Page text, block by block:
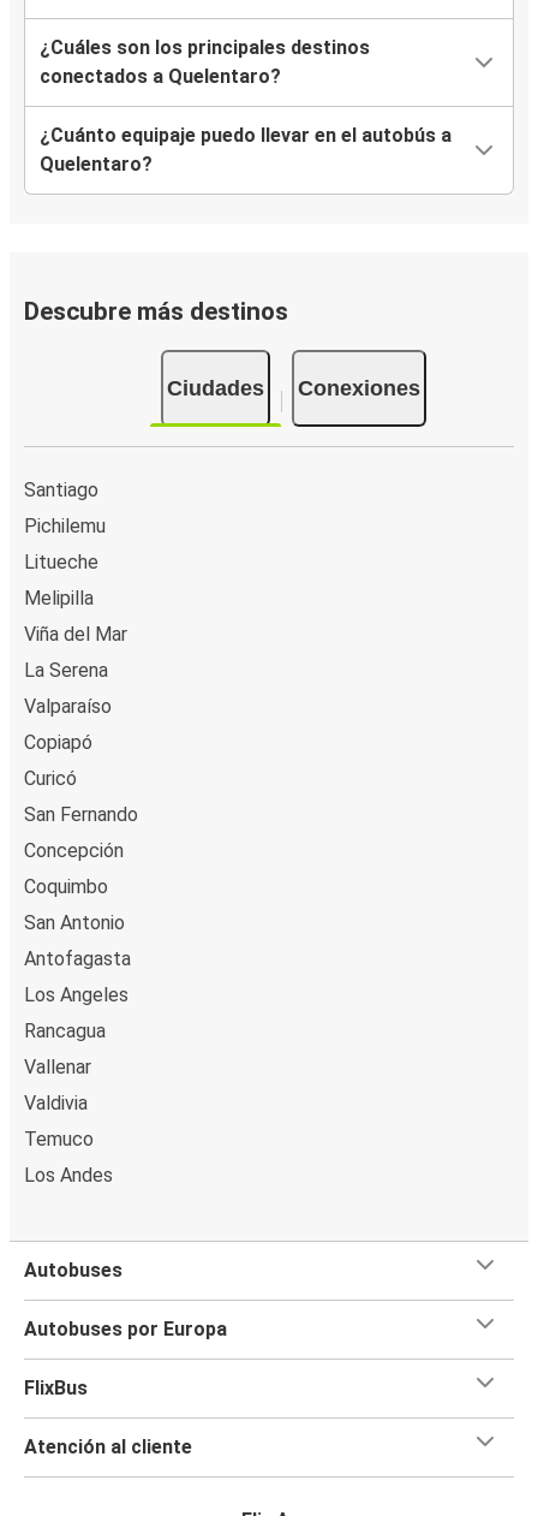
¿Cuáles son los principales destinos
conectados a Quelentaro?
¿Cuánto equipaje puedo llevar en el autobús a
Quelentaro?
Descubre más destinos
Ciudades Conexiones
Santiago
Pichilemu
Litueche
Melipilla
Viña del Mar
La Serena
Valparaíso
Copiapó
Curicó
San Fernando
Concepción
Coquimbo
San Antonio
Antofagasta
Los Angeles
Rancagua
Vallenar
Valdivia
Temuco
Los Andes
Autobuses
Autobuses por Europa
FlixBus
Atención al cliente